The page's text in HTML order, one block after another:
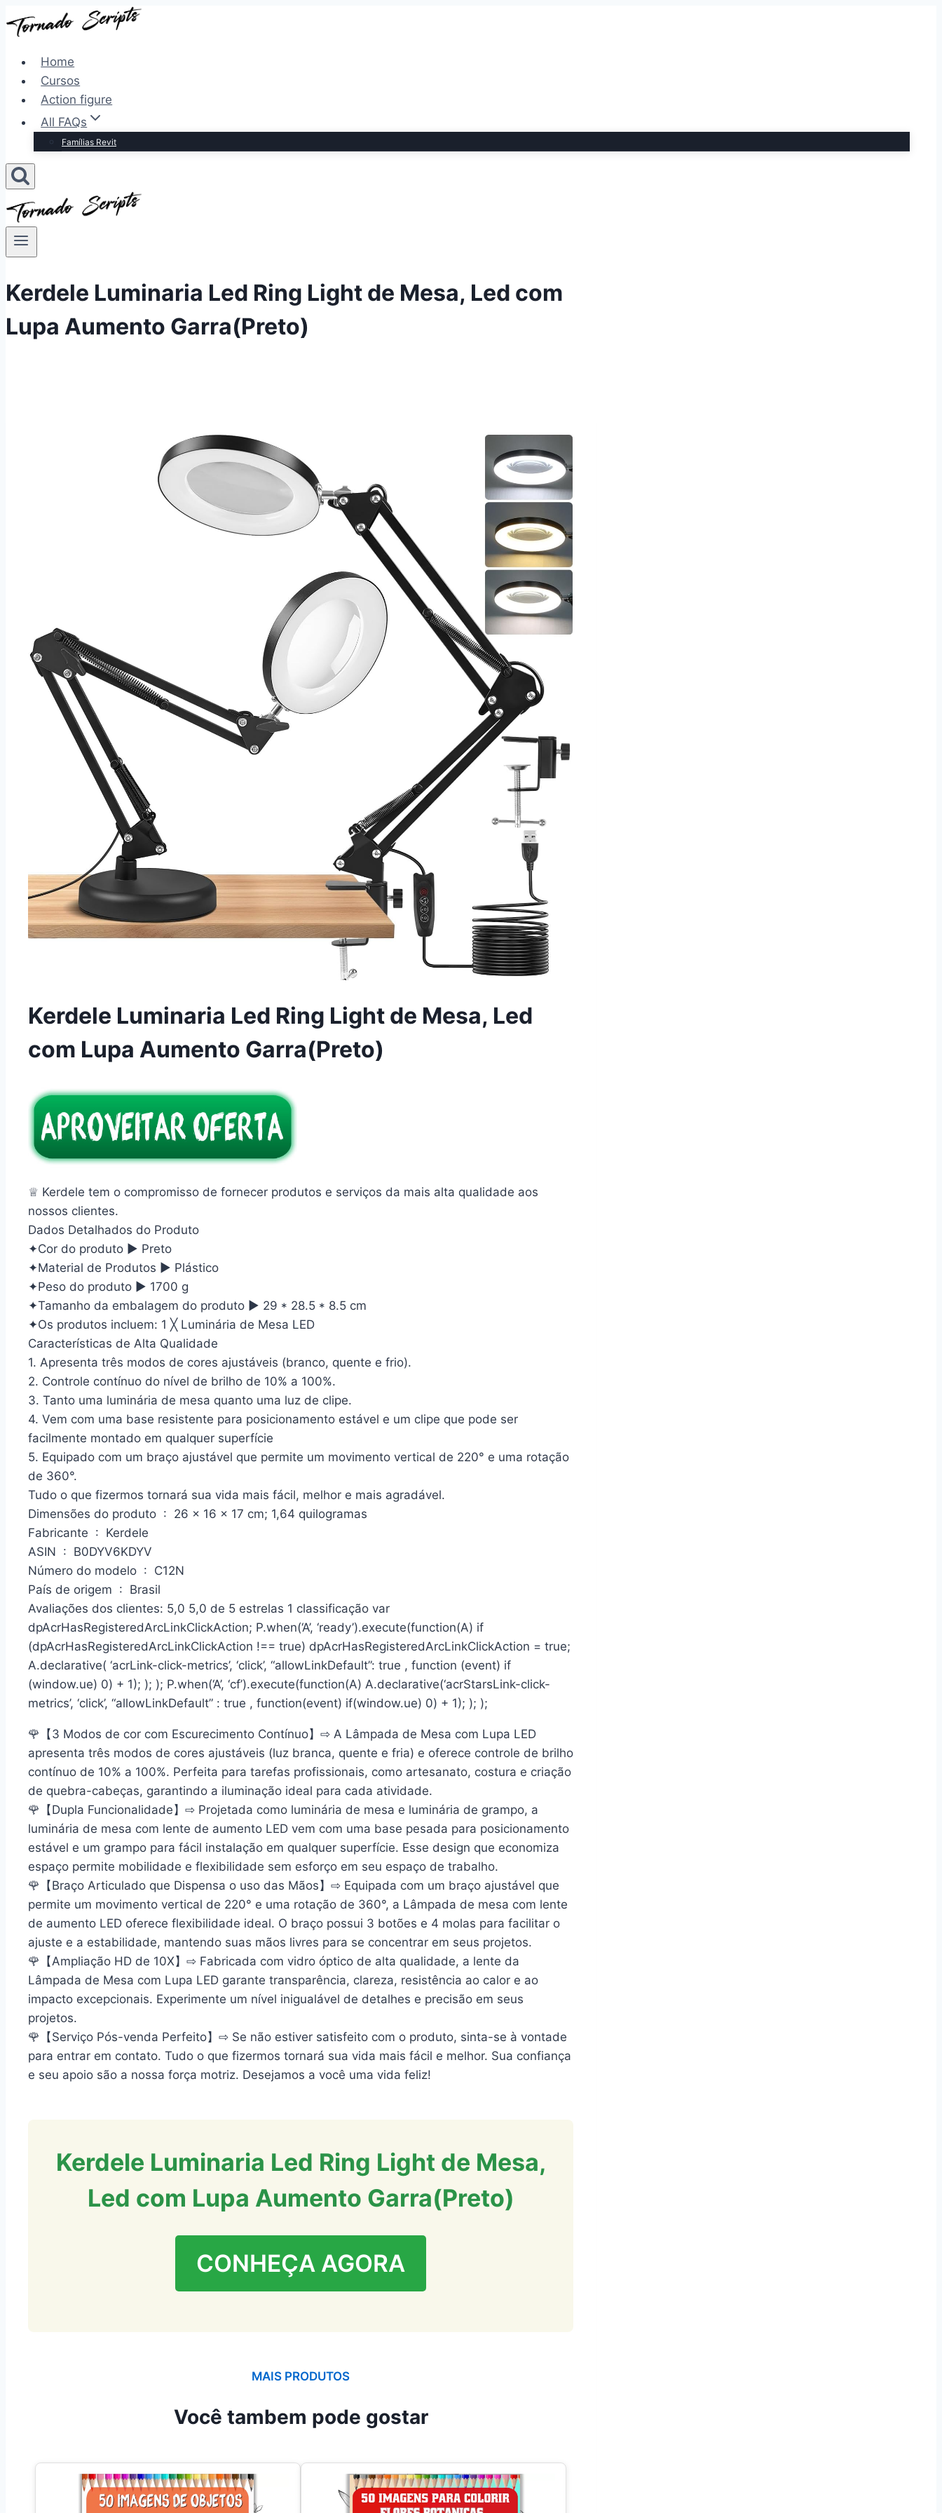
Pular
para
Conteúdo
Home
Cursos
Action figure
All FAQs
Famílias Revit
Kerdele Luminaria Led Ring Light de Mesa, Led com
Lupa Aumento Garra(Preto)
Kerdele Luminaria Led Ring Light de Mesa, Led
com Lupa Aumento Garra(Preto)
♕ Kerdele tem o compromisso de fornecer produtos e serviços da mais alta qualidade aos
nossos clientes.
Dados Detalhados do Produto
✦Cor do produto ▶ Preto
✦Material de Produtos ▶ Plástico
✦Peso do produto ▶ 1700 g
✦Tamanho da embalagem do produto ▶ 29 * 28.5 * 8.5 cm
✦Os produtos incluem: 1 ╳ Luminária de Mesa LED
Características de Alta Qualidade
1. Apresenta três modos de cores ajustáveis (branco, quente e frio).
2. Controle contínuo do nível de brilho de 10% a 100%.
3. Tanto uma luminária de mesa quanto uma luz de clipe.
4. Vem com uma base resistente para posicionamento estável e um clipe que pode ser
facilmente montado em qualquer superfície
5. Equipado com um braço ajustável que permite um movimento vertical de 220° e uma rotação
de 360°.
Tudo o que fizermos tornará sua vida mais fácil, melhor e mais agradável.
Dimensões do produto ‏ : ‎ 26 x 16 x 17 cm; 1,64 quilogramas
Fabricante ‏ : ‎ Kerdele
ASIN ‏ : ‎ B0DYV6KDYV
Número do modelo ‏ : ‎ C12N
País de origem ‏ : ‎ Brasil
Avaliações dos clientes: 5,0 5,0 de 5 estrelas 1 classificação var
dpAcrHasRegisteredArcLinkClickAction; P.when(‘A’, ‘ready’).execute(function(A) if
(dpAcrHasRegisteredArcLinkClickAction !== true) dpAcrHasRegisteredArcLinkClickAction = true;
A.declarative( ‘acrLink-click-metrics’, ‘click’, “allowLinkDefault”: true , function (event) if
(window.ue) 0) + 1); ); ); P.when(‘A’, ‘cf’).execute(function(A) A.declarative(‘acrStarsLink-click-
metrics’, ‘click’, “allowLinkDefault” : true , function(event) if(window.ue) 0) + 1); ); );
🌹【3 Modos de cor com Escurecimento Contínuo】⇨ A Lâmpada de Mesa com Lupa LED
apresenta três modos de cores ajustáveis (luz branca, quente e fria) e oferece controle de brilho
contínuo de 10% a 100%. Perfeita para tarefas profissionais, como artesanato, costura e criação
de quebra-cabeças, garantindo a iluminação ideal para cada atividade.
🌹【Dupla Funcionalidade】⇨ Projetada como luminária de mesa e luminária de grampo, a
luminária de mesa com lente de aumento LED vem com uma base pesada para posicionamento
estável e um grampo para fácil instalação em qualquer superfície. Esse design que economiza
espaço permite mobilidade e flexibilidade sem esforço em seu espaço de trabalho.
🌹【Braço Articulado que Dispensa o uso das Mãos】⇨ Equipada com um braço ajustável que
permite um movimento vertical de 220° e uma rotação de 360°, a Lâmpada de mesa com lente
de aumento LED oferece flexibilidade ideal. O braço possui 3 botões e 4 molas para facilitar o
ajuste e a estabilidade, mantendo suas mãos livres para se concentrar em seus projetos.
🌹【Ampliação HD de 10X】⇨ Fabricada com vidro óptico de alta qualidade, a lente da
Lâmpada de Mesa com Lupa LED garante transparência, clareza, resistência ao calor e ao
impacto excepcionais. Experimente um nível inigualável de detalhes e precisão em seus
projetos.
🌹【Serviço Pós-venda Perfeito】⇨ Se não estiver satisfeito com o produto, sinta-se à vontade
para entrar em contato. Tudo o que fizermos tornará sua vida mais fácil e melhor. Sua confiança
e seu apoio são a nossa força motriz. Desejamos a você uma vida feliz!
Kerdele Luminaria Led Ring Light de Mesa,
Led com Lupa Aumento Garra(Preto)
CONHEÇA AGORA
MAIS PRODUTOS
Você tambem pode gostar